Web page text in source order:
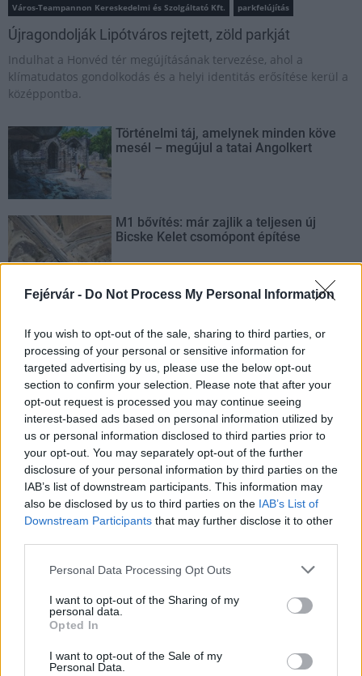
Fejérvár - Do Not Process My Personal Information
If you wish to opt-out of the sale, sharing to third parties, or
processing of your personal or sensitive information for
targeted advertising by us, please use the below opt-out
section to confirm your selection. Please note that after your
opt-out request is processed you may continue seeing
interest-based ads based on personal information utilized by
us or personal information disclosed to third parties prior to
your opt-out. You may separately opt-out of the further
disclosure of your personal information by third parties on the
IAB’s list of downstream participants. This information may
also be disclosed by us to third parties on the IAB’s List of
Downstream Participants that may further disclose it to other
Please note that this website/app uses one or more Google
not limited to your visit or usage behaviour. You may click to
grant or deny consent to Google and its third-party tags to
use your data for below specified purposes in below Google
consent section.
Personal Data Processing Opt Outs
I want to opt-out of the Sharing of my
personal data.
Opted In
I want to opt-out of the Sale of my
Personal Data.
Város-Teampannon Kereskedelmi és Szolgáltató Kft.
parkfelújítás
Újragondolják Lipótváros rejtett, zöld parkját
Indulhat a Honvéd tér megújításának tervezése, ahol a
klímatudatos gondolkodás és a helyi identitás erősítése kerül a
középpontba.
Történelmi táj, amelynek minden köve
mesél – megújul a tatai Angolkert
M1 bővítés: már zajlik a teljesen új
Bicske Kelet csomópont építése
Másfélszeresére bővítik
Hódmezővásárhely jó hírű református
iskoláját
AJÁNLJUK MÉG
Helyi hírek